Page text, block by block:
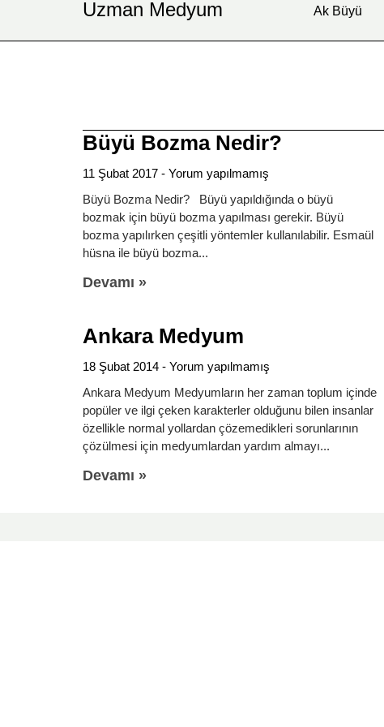
Uzman Medyum Ak Büyü
Büyü Bozma Nedir?
11 Şubat 2017
Yorum yapılmamış
Büyü Bozma Nedir? Büyü yapıldığında o büyü
bozmak için büyü bozma yapılması gerekir. Büyü
bozma yapılırken çeşitli yöntemler kullanılabilir. Esmaül
hüsna ile büyü bozma
Devamı »
Ankara Medyum
18 Şubat 2014
Yorum yapılmamış
Ankara Medyum Medyumların her zaman toplum içinde
popüler ve ilgi çeken karakterler olduğunu bilen insanlar
özellikle normal yollardan çözemedikleri sorunlarının
çözülmesi için medyumlardan yardım almayı
Devamı »